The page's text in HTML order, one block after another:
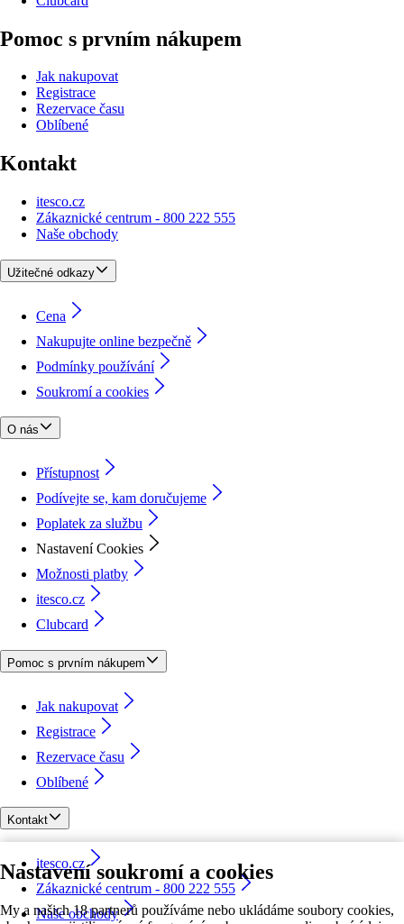
Nastavení soukromí a cookies
My a našich 18 partnerů používáme nebo ukládáme soubory cookies,
Pomoc s prvním nákupem
Jak nakupovat
Registrace
Rezervace času
Oblíbené
Kontakt
itesco.cz
Zákaznické centrum - 800 222 555
Naše obchody
Užitečné odkazy
Cena
Nakupujte online bezpečně
Podmínky používání
Soukromí a cookies
O nás
Přístupnost
Podívejte se, kam doručujeme
Poplatek za službu
Nastavení Cookies
Možnosti platby
itesco.cz
Clubcard
Pomoc s prvním nákupem
Jak nakupovat
Registrace
Rezervace času
Oblíbené
Kontakt
itesco.cz
Zákaznické centrum - 800 222 555
Naše obchody